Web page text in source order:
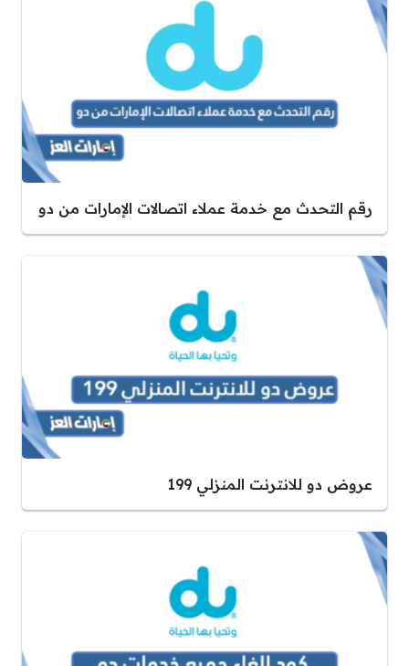
رقم التحدث مع خدمة عملاء اتصالات الإمارات من دو
عروض دو للانترنت المنزلي 199